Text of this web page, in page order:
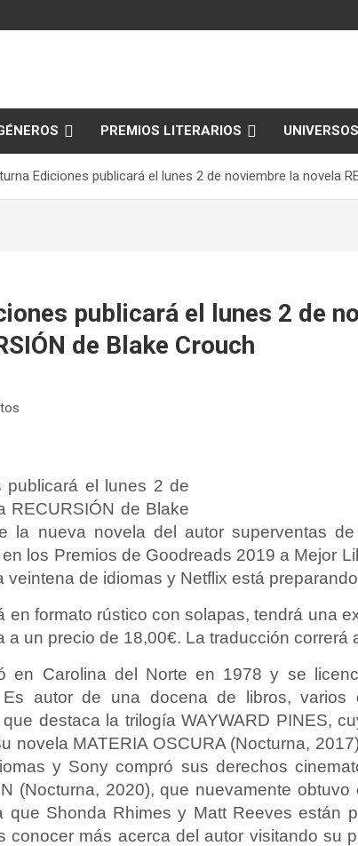
PREMIOS LITERARIOS UNIVERSOS
Ediciones publicará el lunes 2 de noviembre la novela
publicará el lunes 2 de
de Blake Crouch
publicará el lunes 2 de
RECURSIÓN de Blake
la nueva novela del autor superventas de
los Premios de Goodreads 2019 a Mejor
veintena de idiomas y Netflix está
en formato rústico con solapas, tendrá una
a un precio de 18,00€. La traducción correrá
en Carolina del Norte en 1978 y se
Es autor de una docena de libros,
destaca la trilogía WAYWARD PINES,
novela MATERIA OSCURA (Nocturna,
y Sony compró sus derechos
(Nocturna, 2020), que nuevamente
que Shonda Rhimes y Matt Reeves están
conocer más acerca del autor visitando su